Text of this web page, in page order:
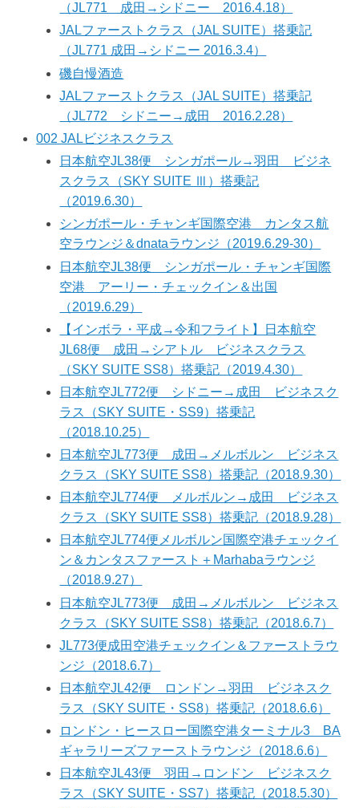
（JL771 成田→シドニー 2016.4.18）
JALファーストクラス（JAL SUITE）搭乗記
（JL771 成田→シドニー 2016.3.4）
磯自慢酒造
JALファーストクラス（JAL SUITE）搭乗記
（JL772 シドニー→成田 2016.2.28）
002 JALビジネスクラス
日本航空JL38便 シンガポール→羽田 ビジネ
スクラス（SKY SUITE Ⅲ）搭乗記
（2019.6.30）
シンガポール・チャンギ国際空港 カンタス航
空ラウンジ＆dnataラウンジ（2019.6.29-30）
日本航空JL38便 シンガポール・チャンギ国際
空港 アーリー・チェックイン＆出国
（2019.6.29）
【インボラ・平成→令和フライト】日本航空
JL68便 成田→シアトル ビジネスクラス
（SKY SUITE SS8）搭乗記（2019.4.30）
日本航空JL772便 シドニー→成田 ビジネスク
ラス（SKY SUITE・SS9）搭乗記
（2018.10.25）
日本航空JL773便 成田→メルボルン ビジネス
クラス（SKY SUITE SS8）搭乗記（2018.9.30）
日本航空JL774便 メルボルン→成田 ビジネス
クラス（SKY SUITE SS8）搭乗記（2018.9.28）
日本航空JL774便メルボルン国際空港チェックイ
ン＆カンタスファースト＋Marhabaラウンジ
（2018.9.27）
日本航空JL773便 成田→メルボルン ビジネス
クラス（SKY SUITE SS8）搭乗記（2018.6.7）
JL773便成田空港チェックイン＆ファーストラウ
ンジ（2018.6.7）
日本航空JL42便 ロンドン→羽田 ビジネスク
ラス（SKY SUITE・SS8）搭乗記（2018.6.6）
ロンドン・ヒースロー国際空港ターミナル3 BA
ギャラリーズファーストラウンジ（2018.6.6）
日本航空JL43便 羽田→ロンドン ビジネスク
ラス（SKY SUITE・SS7）搭乗記（2018.5.30）